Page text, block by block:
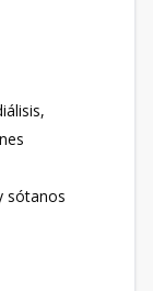
sótanos